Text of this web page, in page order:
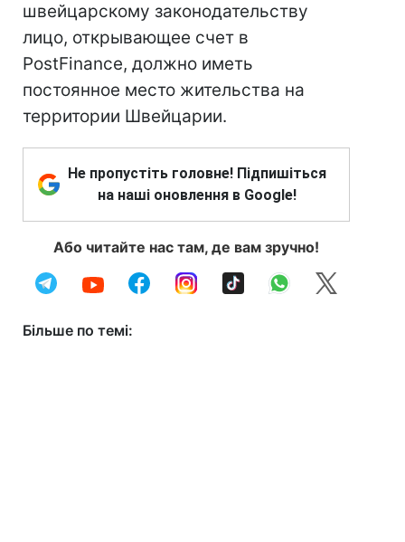
швейцарскому законодательству
лицо, открывающее счет в
PostFinance, должно иметь
постоянное место жительства на
территории Швейцарии.
Не пропустіть головне! Підпишіться
на наші оновлення в Google!
Або читайте нас там, де вам зручно!
Більше по темі: